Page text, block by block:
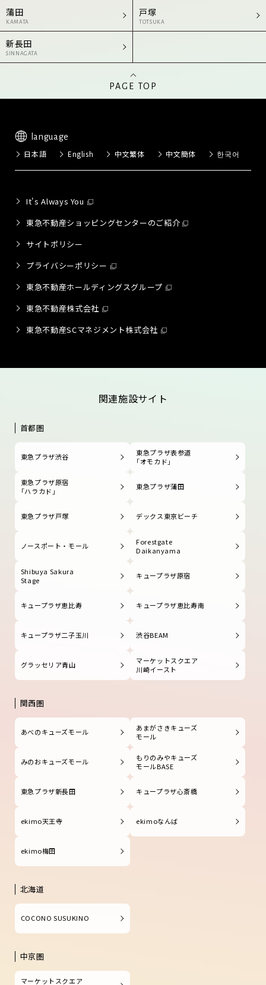
蒲田
KAMATA
戸塚
TOTSUKA
新長田
SINNAGATA
PAGE TOP
language
日本語 English 中文繁体 中文簡体 한국어
It's Always You
東急不動産ショッピングセンターのご紹介
サイトポリシー
プライバシーポリシー
東急不動産ホールディングスグループ
東急不動産株式会社
東急不動産SCマネジメント株式会社
関連施設サイト
首都圏
東急プラザ渋谷
東急プラザ表参道
「オモカド」
東急プラザ原宿
「ハラカド」
東急プラザ蒲田
東急プラザ戸塚 デックス東京ビーチ
ノースポート・モール
Forestgate
Daikanyama
Shibuya Sakura
Stage
キュープラザ原宿
キュープラザ恵比寿 キュープラザ恵比寿南
キュープラザ二子玉川 渋谷BEAM
グラッセリア青山
マーケットスクエア
川崎イースト
関西圏
あべのキューズモール
あまがさきキューズ
モール
みのおキューズモール
もりのみやキューズ
モールBASE
東急プラザ新長田 キュープラザ心斎橋
ekimo天王寺 ekimoなんば
ekimo梅田
北海道
COCONO SUSUKINO
中京圏
マーケットスクエア